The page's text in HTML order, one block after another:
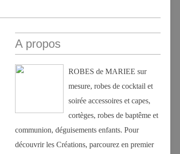
A propos
ROBES de MARIEE sur
mesure, robes de cocktail et
soirée accessoires et capes,
cortèges, robes de baptême et
communion, déguisements enfants. Pour
découvrir les Créations, parcourez en premier